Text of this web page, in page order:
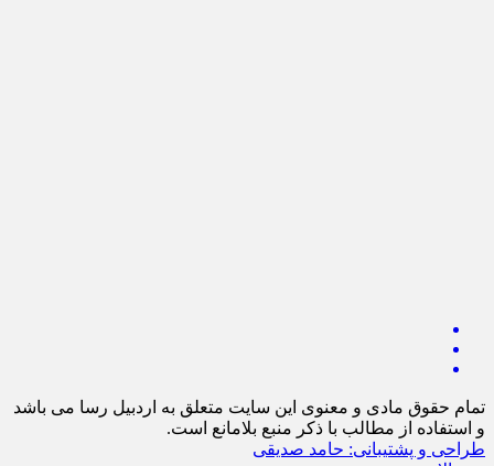
تمام حقوق مادی و معنوی این سایت متعلق به اردبیل رسا می باشد
و استفاده از مطالب با ذکر منبع بلامانع است.
طراحی و پشتیبانی: حامد صدیقی